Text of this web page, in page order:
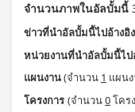
จำนวนภาพในอัลบั้มนี้
ข่าวที่นำอัลบั้มนี้ไปอ้างอิง
หน่วยงานที่นำอัลบั้มนี้ไป
แผนงาน(จำนวน 1 แผน
โครงการ (จำนวน0โคร